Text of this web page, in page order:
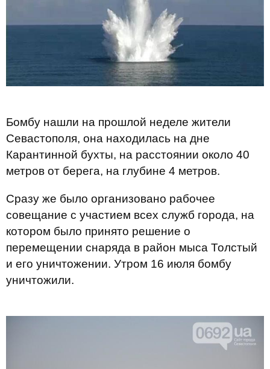
Бомбу нашли на прошлой неделе жители
Севастополя, она находилась на дне
Карантинной бухты, на расстоянии около 40
метров от берега, на глубине 4 метров.
Сразу же было организовано рабочее
совещание с участием всех служб города, на
котором было принято решение о
перемещении снаряда в район мыса Толстый
и его уничтожении. Утром 16 июля бомбу
уничтожили.